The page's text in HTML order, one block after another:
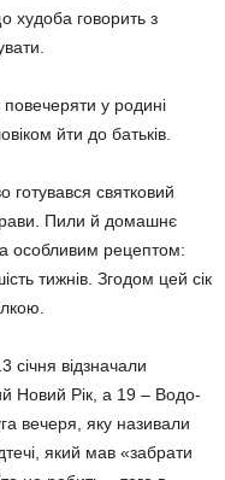
ху­доба говорить з
у родині
йти до батьків.
готувався святковий
Пили й домашнє
особливим рецептом:
тижнів. Згодом цей сік
січня відзначали
Новий Рік, а 19 – Водо­
вечеря, яку називали
який мав «забрати